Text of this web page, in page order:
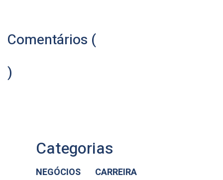
Comentários (
)
Categorias
NEGÓCIOS
CARREIRA